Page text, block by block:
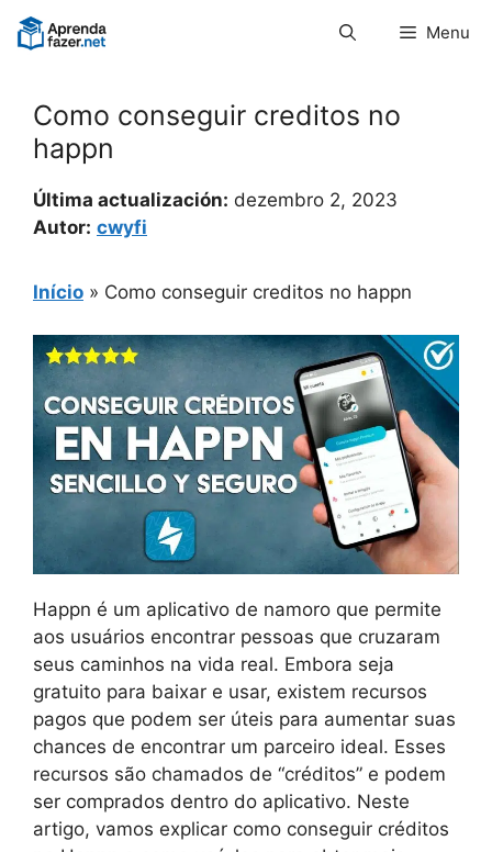
Pular
para
Menu
Como conseguir creditos no
happn
Última actualización: dezembro 2, 2023
Autor: cwyfi
Início » Como conseguir creditos no happn
Happn é um aplicativo de namoro que permite
aos usuários encontrar pessoas que cruzaram
seus caminhos na vida real. Embora seja
gratuito para baixar e usar, existem recursos
pagos que podem ser úteis para aumentar suas
chances de encontrar um parceiro ideal. Esses
recursos são chamados de “créditos” e podem
ser comprados dentro do aplicativo. Neste
artigo, vamos explicar como conseguir créditos